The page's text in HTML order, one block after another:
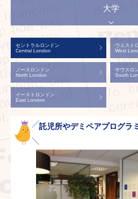
大学
セントラルロンドン
Central London
ウェスト
West
ノースロンドン
North London
サウスロ
South
イーストロンドン
East London
託児所やデミペアプログラ